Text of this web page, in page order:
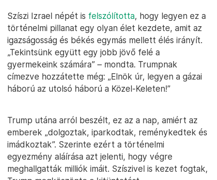
Szíszi Izrael népét is felszólította, hogy legyen ez a
történelmi pillanat egy olyan élet kezdete, amit az
igazságosság és békés egymás mellett élés irányít.
„Tekintsünk együtt egy jobb jövő felé a
gyermekeink számára” – mondta. Trumpnak
címezve hozzátette még: „Elnök úr, legyen a gázai
háború az utolsó háború a Közel-Keleten!”
Trump utána arról beszélt, ez az a nap, amiért az
emberek „dolgoztak, iparkodtak, reménykedtek és
imádkoztak”. Szerinte ezért a történelmi
egyezmény aláírása azt jelenti, hogy végre
meghallgatták milliók imáit. Szíszivel is kezet fogtak,